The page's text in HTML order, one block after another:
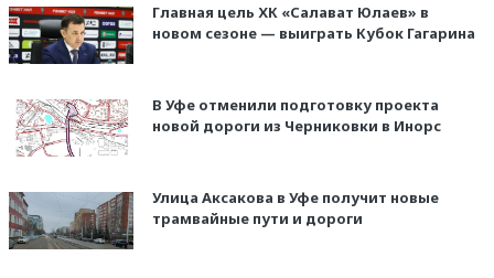
Главная цель ХК «Салават Юлаев» в
новом сезоне — выиграть Кубок Гагарина
В Уфе отменили подготовку проекта
новой дороги из Черниковки в Инорс
Улица Аксакова в Уфе получит новые
трамвайные пути и дороги